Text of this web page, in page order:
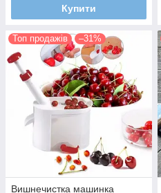
Купити
Топ продажів –31%
Вишнечистка машинка